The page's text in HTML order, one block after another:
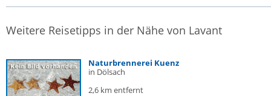
Weitere Reisetipps in der Nähe von Lavant
Naturbrennerei Kuenz
in Dölsach
2,6 km entfernt